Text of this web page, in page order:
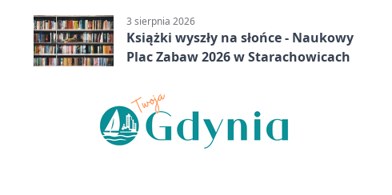
3 sierpnia 2026
Książki wyszły na słońce - Naukowy
Plac Zabaw 2026 w Starachowicach